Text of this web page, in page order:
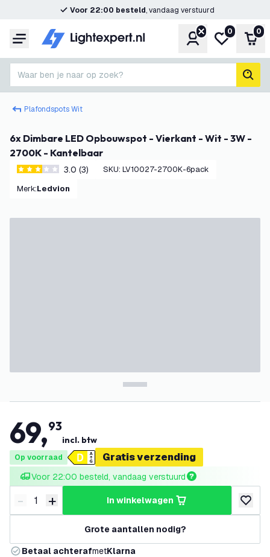
Voor 22:00 besteld, vandaag verstuurd
Menu Account
Mijn
0 0
Waar ben je naar op zoek?
Plafondspots Wit
6x Dimbare LED Opbouwspot - Vierkant - Wit - 3W -
2700K - Kantelbaar
3 score sterren3.0 (3) SKU: LV10027-2700K-6pack
Merk: Ledvion
69,93
incl. btw
Op voorraad Gratis verzending
Voor 22:00 besteld, vandaag verstuurd
Verminder hoeveelheid
- Verhoog hoeveelheid
+ in winkelwagen
Grote aantallen nodig?
Betaal achterafmetKlarna